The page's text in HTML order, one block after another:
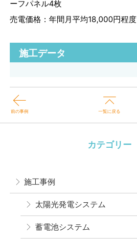
ーフパネル4枚
売電価格：年間月平均18,000円程度
施工データ
前の事例 一覧に戻る
カテゴリー
施工事例
太陽光発電システム
蓄電池システム